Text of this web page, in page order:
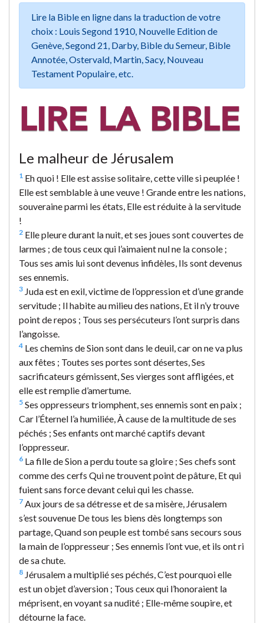
Lire la Bible en ligne dans la traduction de votre
choix : Louis Segond 1910, Nouvelle Edition de
Genève, Segond 21, Darby, Bible du Semeur, Bible
Annotée, Ostervald, Martin, Sacy, Nouveau
Testament Populaire, etc.
Le malheur de Jérusalem
1 Eh quoi ! Elle est assise solitaire, cette ville si peuplée !
Elle est semblable à une veuve ! Grande entre les nations,
souveraine parmi les états, Elle est réduite à la servitude
!
2 Elle pleure durant la nuit, et ses joues sont couvertes de
larmes ; de tous ceux qui l’aimaient nul ne la console ;
Tous ses amis lui sont devenus infidèles, Ils sont devenus
ses ennemis.
3 Juda est en exil, victime de l’oppression et d’une grande
servitude ; Il habite au milieu des nations, Et il n’y trouve
point de repos ; Tous ses persécuteurs l’ont surpris dans
l’angoisse.
4 Les chemins de Sion sont dans le deuil, car on ne va plus
aux fêtes ; Toutes ses portes sont désertes, Ses
sacrificateurs gémissent, Ses vierges sont affligées, et
elle est remplie d’amertume.
5 Ses oppresseurs triomphent, ses ennemis sont en paix ;
Car l’Éternel l’a humiliée, À cause de la multitude de ses
péchés ; Ses enfants ont marché captifs devant
l’oppresseur.
6 La fille de Sion a perdu toute sa gloire ; Ses chefs sont
comme des cerfs Qui ne trouvent point de pâture, Et qui
fuient sans force devant celui qui les chasse.
7 Aux jours de sa détresse et de sa misère, Jérusalem
s’est souvenue De tous les biens dès longtemps son
partage, Quand son peuple est tombé sans secours sous
la main de l’oppresseur ; Ses ennemis l’ont vue, et ils ont ri
de sa chute.
8 Jérusalem a multiplié ses péchés, C’est pourquoi elle
est un objet d’aversion ; Tous ceux qui l’honoraient la
méprisent, en voyant sa nudité ; Elle-même soupire, et
détourne la face.